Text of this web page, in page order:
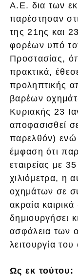
Α.Ε. δια των
παρέστησαν
της 21ης και
φορέων υπό
Προστασίας,
πρακτικά,
προληπτικής
βαρέων
Κυριακής 23
αποφασισθεί
παρελθόν) ενώ
έμφαση ότι
εταιρείας με
χιλιόμετρα, η
οχημάτων σε
ακραία
δημιουργήσει
ασφάλεια των
λειτουργία
Ως εκ τούτου: